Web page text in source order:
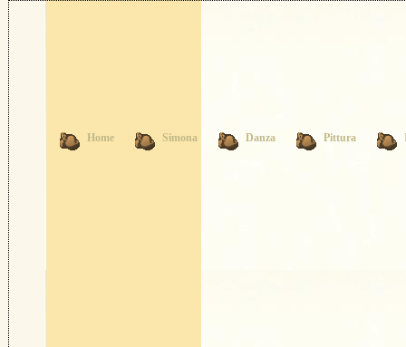
Home Simona Danza Pittura